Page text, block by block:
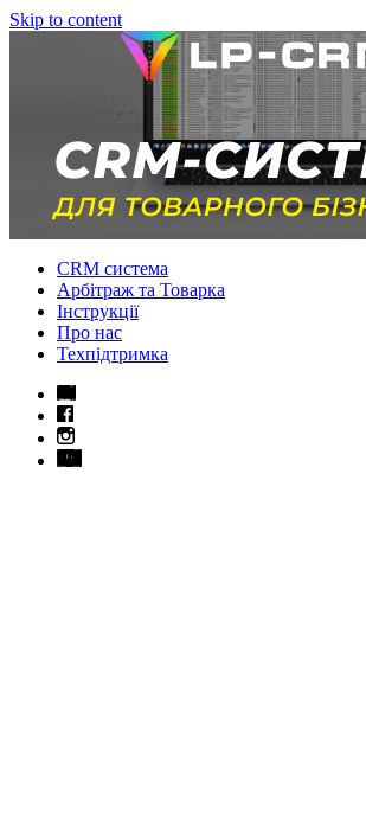
Skip to content
CRM система
Арбітраж та Товарка
Інструкції
Про нас
Техпідтримка